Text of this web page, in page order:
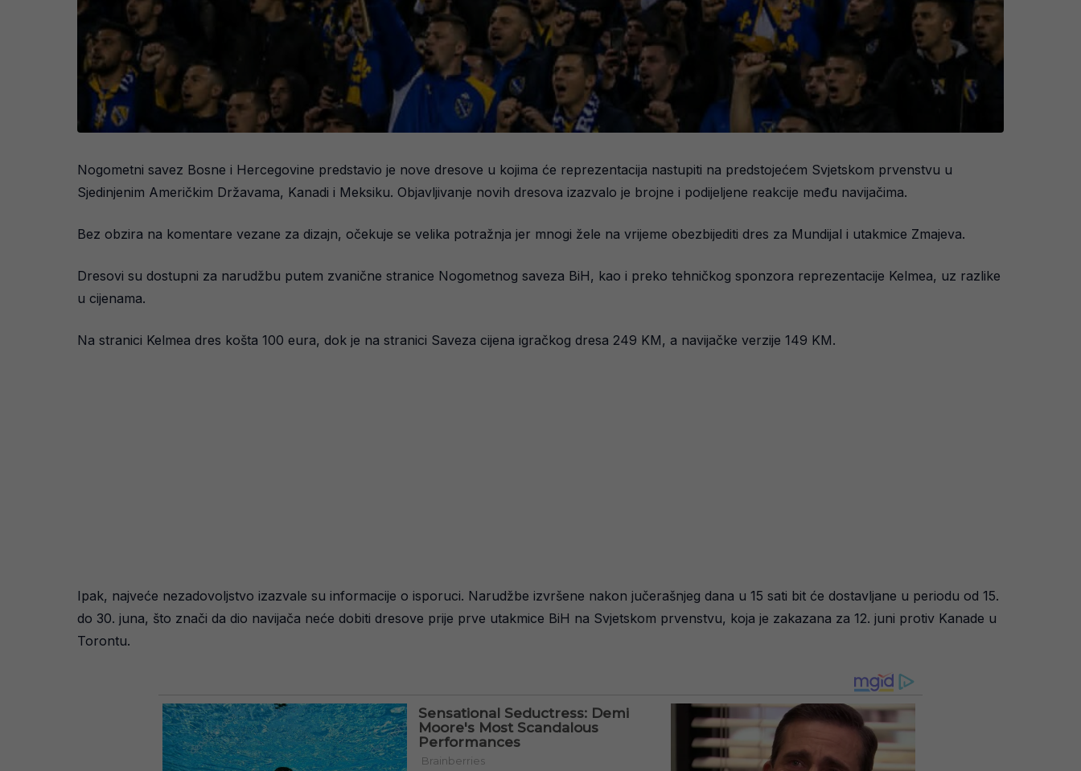
Nogometni savez Bosne i Hercegovine predstavio je nove dresove u kojima će reprezentacija nastupiti na predstojećem Svjetskom prvenstvu u
Sjedinjenim Američkim Državama, Kanadi i Meksiku. Objavljivanje novih dresova izazvalo je brojne i podijeljene reakcije među navijačima.
Bez obzira na komentare vezane za dizajn, očekuje se velika potražnja jer mnogi žele na vrijeme obezbijediti dres za Mundijal i utakmice Zmajeva.
Dresovi su dostupni za narudžbu putem zvanične stranice Nogometnog saveza BiH, kao i preko tehničkog sponzora reprezentacije Kelmea, uz razlike
u cijenama.
Na stranici Kelmea dres košta 100 eura, dok je na stranici Saveza cijena igračkog dresa 249 KM, a navijačke verzije 149 KM.
Ipak, najveće nezadovoljstvo izazvale su informacije o isporuci. Narudžbe izvršene nakon jučerašnjeg dana u 15 sati bit će dostavljane u periodu od 15.
do 30. juna, što znači da dio navijača neće dobiti dresove prije prve utakmice BiH na Svjetskom prvenstvu, koja je zakazana za 12. juni protiv Kanade u
Torontu.